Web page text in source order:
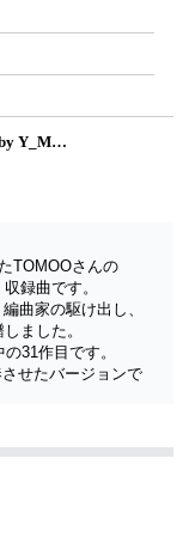
TOMOO - Lip Noise by Y_MusicCreator
TOMOOさんの
録曲です。
曲家の駆け出し、
ました。
31作目です。
せたバージョンで
質」という発想で
ーと楽譜の内容は